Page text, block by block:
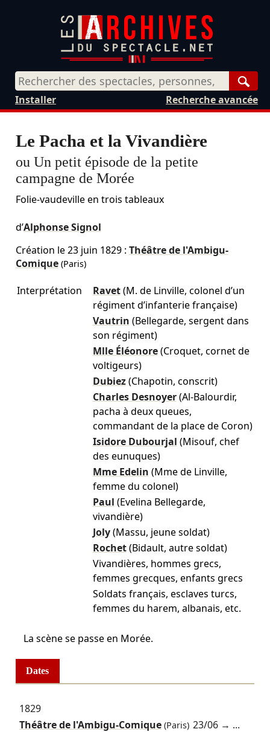
Recherche avancée
Installer
Le Pacha et la Vivandière
ou Un petit épisode de la petite
campagne de Morée
Folie-vaudeville en trois tableaux
d’Alphonse Signol
Création le23 juin 1829: Théâtre de l'Ambigu-
Comique(Paris)
Interprétation Ravet (M. de Linville, colonel d’un
régiment d’infanterie française)
Vautrin (Bellegarde, sergent dans
son régiment)
Mlle Éléonore (Croquet, cornet de
voltigeurs)
Dubiez (Chapotin, conscrit)
Charles Desnoyer (Al-Balourdir,
pacha à deux queues,
commandant de la place de Coron)
Isidore Dubourjal (Misouf, chef
des eunuques)
Mme Edelin (Mme de Linville,
femme du colonel)
Paul (Evelina Bellegarde,
vivandière)
Joly (Massu, jeune soldat)
Rochet (Bidault, autre soldat)
Vivandières, hommes grecs,
femmes grecques, enfants grecs
Soldats français, esclaves turcs,
femmes du harem, albanais, etc.
La scène se passe en Morée.
Dates
1829
Théâtre de l'Ambigu-Comique(Paris) 23/06 → ...